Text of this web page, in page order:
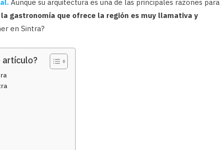
Aunque su arquitectura es una de las principales razones para
la gastronomía que ofrece la región es muy llamativa y
en Sintra?
artículo?